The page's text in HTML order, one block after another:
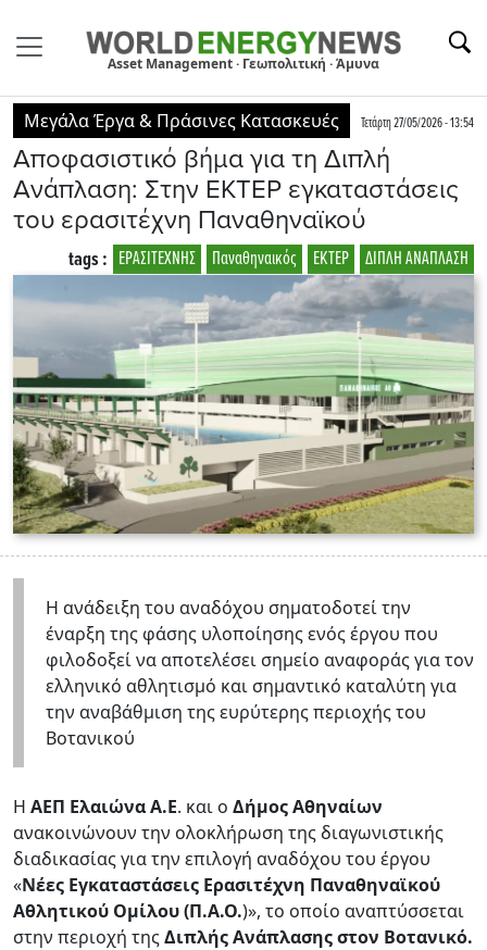
Asset Management · Γεωπολιτική · Άμυνα
Μεγάλα Έργα & Πράσινες Κατασκευές Τετάρτη 27/05/2026 - 13:54
Αποφασιστικό βήμα για τη Διπλή
Ανάπλαση: Στην ΕΚΤΕΡ εγκαταστάσεις
του ερασιτέχνη Παναθηναϊκού
ΔΙΠΛΗ ΑΝΑΠΛΑΣΗ
ΕΚΤΕΡ
Παναθηναικός
ΕΡΑΣΙΤΕΧΝΗΣ
tags :
Η ανάδειξη του αναδόχου σηματοδοτεί την
έναρξη της φάσης υλοποίησης ενός έργου που
φιλοδοξεί να αποτελέσει σημείο αναφοράς για τον
ελληνικό αθλητισμό και σημαντικό καταλύτη για
την αναβάθμιση της ευρύτερης περιοχής του
Βοτανικού
Η ΑΕΠ Ελαιώνα Α.Ε. και ο Δήμος Αθηναίων
ανακοινώνουν την ολοκλήρωση της διαγωνιστικής
διαδικασίας για την επιλογή αναδόχου του έργου
«Νέες Εγκαταστάσεις Ερασιτέχνη Παναθηναϊκού
Αθλητικού Ομίλου (Π.Α.Ο.)», το οποίο αναπτύσσεται
στην περιοχή τηςΔιπλής Ανάπλασης στον Βοτανικό.